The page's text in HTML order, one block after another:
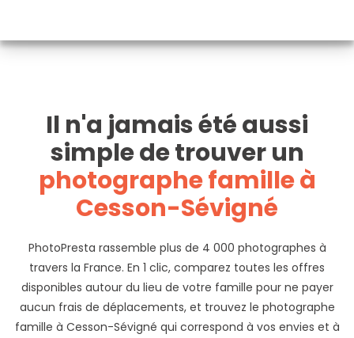
Il n'a jamais été aussi
simple de trouver un
photographe famille à
Cesson-Sévigné
PhotoPresta rassemble plus de 4 000 photographes à
travers la France. En 1 clic, comparez toutes les offres
disponibles autour du lieu de votre famille pour ne payer
aucun frais de déplacements, et trouvez le photographe
famille à Cesson-Sévigné qui correspond à vos envies et à